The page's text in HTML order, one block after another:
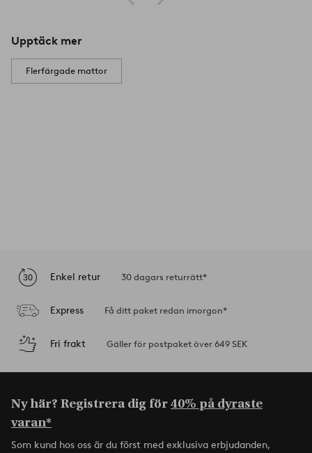
Upptäck mer
Flerfärgade mattor
Enkel retur 30 dagars returrätt*
Express Få ditt paket redan imorgon*
Fri frakt Gäller för postpaket över 649 SEK
Ny här? Registrera dig för40% på dyraste
varan*
Som kund hos oss är du först med exklusiva erbjudanden,